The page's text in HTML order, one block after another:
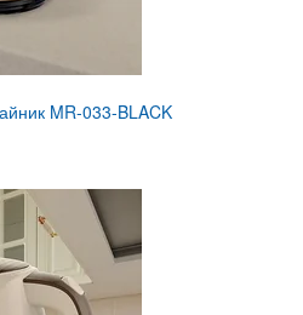
MR-033-BLACK